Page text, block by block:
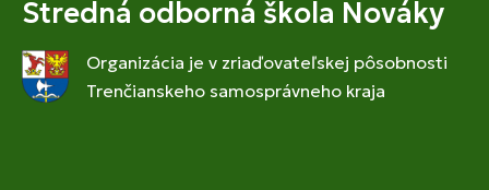
Stredná odborná škola Nováky
Organizácia je v zriaďovateľskej pôsobnosti
Trenčianskeho samosprávneho kraja